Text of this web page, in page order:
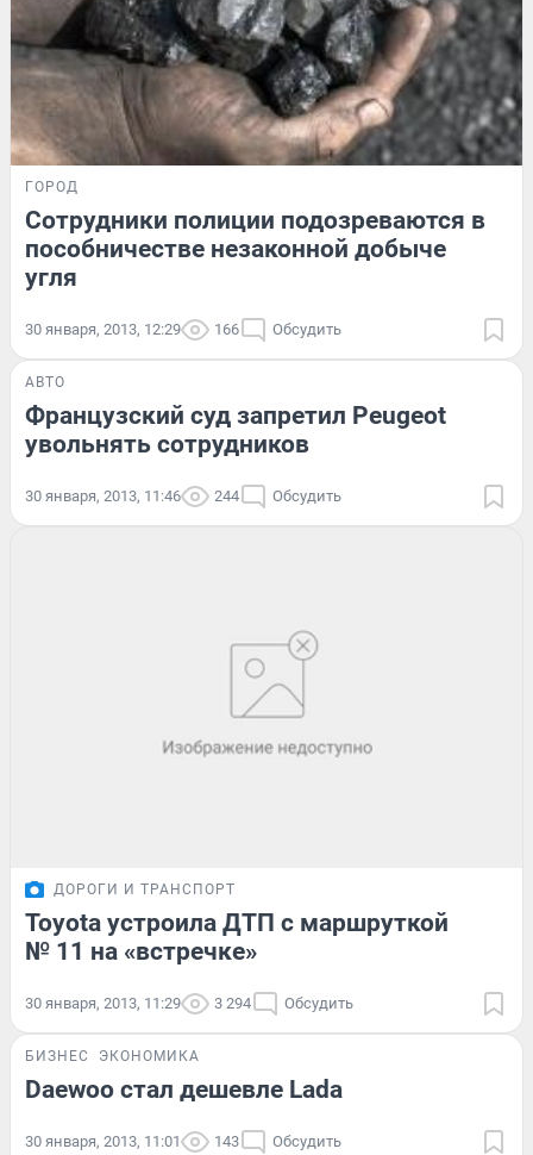
ГОРОД
Сотрудники полиции подозреваются в
пособничестве незаконной добыче
угля
30 января, 2013, 12:29 166 Обсудить
АВТО
Французский суд запретил Peugeot
увольнять сотрудников
30 января, 2013, 11:46 244 Обсудить
ДОРОГИ И ТРАНСПОРТ
Toyota устроила ДТП с маршруткой
№ 11 на «встречке»
30 января, 2013, 11:29 3 294 Обсудить
БИЗНЕС ЭКОНОМИКА
Daewoo стал дешевле Lada
30 января, 2013, 11:01 143 Обсудить